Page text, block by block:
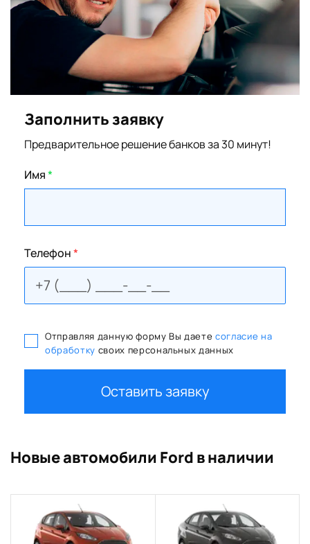
Заполнить заявку
Предварительное решение банков за 30 минут!
Имя*
Телефон*
Отправляя данную форму Вы даете согласие на
обработку своих персональных данных
Оставить заявку
Новые автомобили Ford в наличии